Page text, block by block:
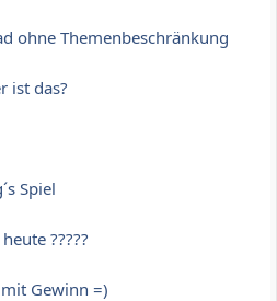
ohne Themenbeschränkung
ist das?
Spiel
?????
Gewinn =)